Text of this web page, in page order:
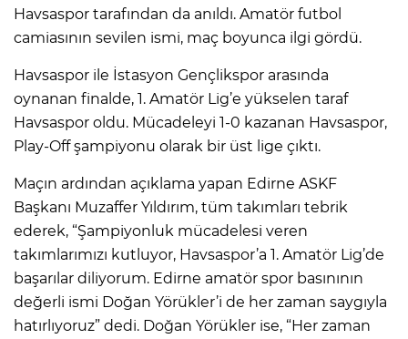
Havsaspor tarafından da anıldı. Amatör futbol
camiasının sevilen ismi, maç boyunca ilgi gördü.
Havsaspor ile İstasyon Gençlikspor arasında
oynanan finalde, 1. Amatör Lig’e yükselen taraf
Havsaspor oldu. Mücadeleyi 1-0 kazanan Havsaspor,
Play-Off şampiyonu olarak bir üst lige çıktı.
Maçın ardından açıklama yapan Edirne ASKF
Başkanı Muzaffer Yıldırım, tüm takımları tebrik
ederek, “Şampiyonluk mücadelesi veren
takımlarımızı kutluyor, Havsaspor’a 1. Amatör Lig’de
başarılar diliyorum. Edirne amatör spor basınının
değerli ismi Doğan Yörükler’i de her zaman saygıyla
hatırlıyoruz” dedi. Doğan Yörükler ise, “Her zaman